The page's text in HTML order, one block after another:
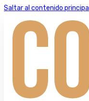
Saltar al contenido principal